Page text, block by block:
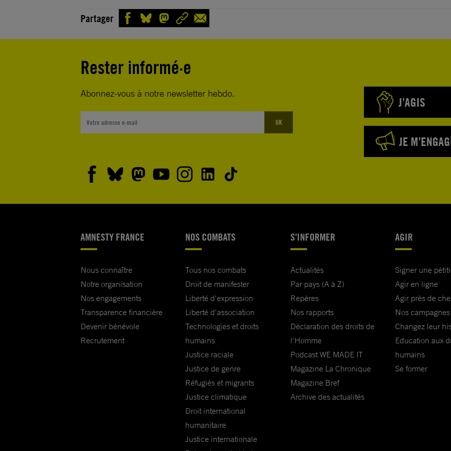
Partager
Rester informé·e
Abonnez-vous à notre newsletter hebdo.
OK
J’AGIS
JE
AMNESTY FRANCE
Nous connaître
Notre organisation
Nos engagements
Transparence financière
Devenir bénévole
Recrutement
NOS COMBATS
Tous nos combats
Droit de manifester
Liberté d'expression
Liberté d'association
Technologies et droits
humains
Justice raciale
Justice de genre
Réfugiés et migrants
Justice climatique
Droit international
humanitaire
Justice internationale
S'INFORMER
Actualités
Par pays (A à Z)
Repères
Nos rapports
Déclaration des droits de
l'Homme
Podcast WE MADE IT
Magazine La Chronique
Magazine Bref
Archive des actualités
AGIR
Signer une
Agir en ligne
Agir près de
Nos campagnes
Changez leur
Education aux
humains
Se former